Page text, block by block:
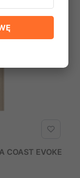
COAST EVOKE